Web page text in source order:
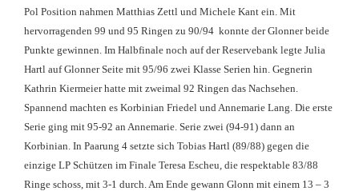
Pol Position nahmen Matthias Zettl und Michele Kant ein. Mit
hervorragenden 99 und 95 Ringen zu 90/94 konnte der Glonner beide
Punkte gewinnen. Im Halbfinale noch auf der Reservebank legte Julia
Hartl auf Glonner Seite mit 95/96 zwei Klasse Serien hin. Gegnerin
Kathrin Kiermeier hatte mit zweimal 92 Ringen das Nachsehen.
Spannend machten es Korbinian Friedel und Annemarie Lang. Die erste
Serie ging mit 95-92 an Annemarie. Serie zwei (94-91) dann an
Korbinian. In Paarung 4 setzte sich Tobias Hartl (89/88) gegen die
einzige LP Schützen im Finale Teresa Escheu, die respektable 83/88
Ringe schoss, mit 3-1 durch. Am Ende gewann Glonn mit einem 13 – 3